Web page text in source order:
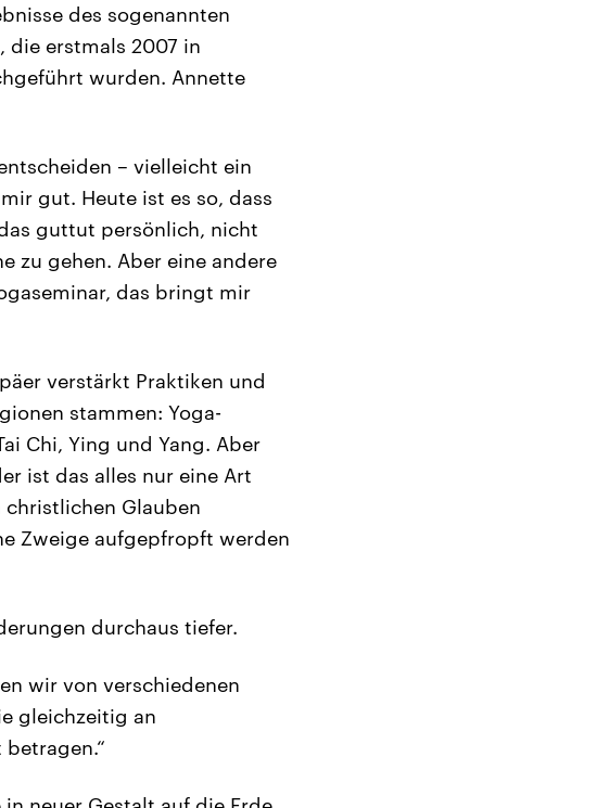
des sogenannten
die erstmals 2007 in
wurden. Annette
– vielleicht ein
gut. Heute ist es so, dass
guttut persönlich, nicht
zu gehen. Aber eine andere
das bringt mir
verstärkt Praktiken und
stammen: Yoga-
Chi, Ying und Yang. Aber
ist das alles nur eine Art
Glauben
Zweige aufgepfropft werden
durchaus tiefer.
wir von verschiedenen
gleichzeitig an